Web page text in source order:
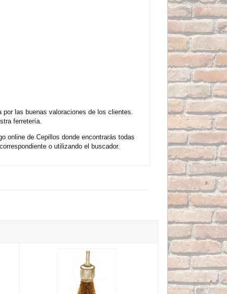
las buenas valoraciones de los clientes.
ferretería.
online de Cepillos donde encontrarás todas
o utilizando el buscador.
Cepillo Brocha Acero Latonado Alambre Ondulado Bellota